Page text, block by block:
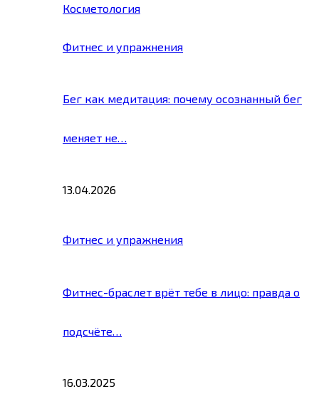
Косметология
Фитнес и упражнения
Бег как медитация: почему осознанный бег
меняет не…
13.04.2026
Фитнес и упражнения
Фитнес-браслет врёт тебе в лицо: правда о
подсчёте…
16.03.2025